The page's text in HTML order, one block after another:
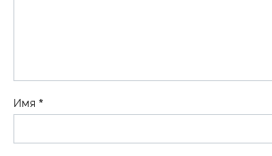
Имя *